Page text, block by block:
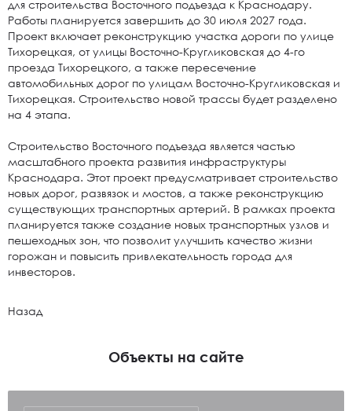
для строительства Восточного подъезда к Краснодару.
Работы планируется завершить до 30 июля 2027 года.
Проект включает реконструкцию участка дороги по улице
Тихорецкая, от улицы Восточно-Кругликовская до 4-го
проезда Тихорецкого, а также пересечение
автомобильных дорог по улицам Восточно-Кругликовская и
Тихорецкая. Строительство новой трассы будет разделено
на 4 этапа.
Строительство Восточного подъезда является частью
масштабного проекта развития инфраструктуры
Краснодара. Этот проект предусматривает строительство
новых дорог, развязок и мостов, а также реконструкцию
существующих транспортных артерий. В рамках проекта
планируется также создание новых транспортных узлов и
пешеходных зон, что позволит улучшить качество жизни
горожан и повысить привлекательность города для
инвесторов.
Назад
Объекты на сайте